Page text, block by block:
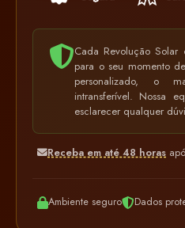
Cada Revolução
para o seu momento
personalizado, o
intransferível. Nossa
esclarecer qualquer
Receba em até 48 horas
Ambiente seguro Dados